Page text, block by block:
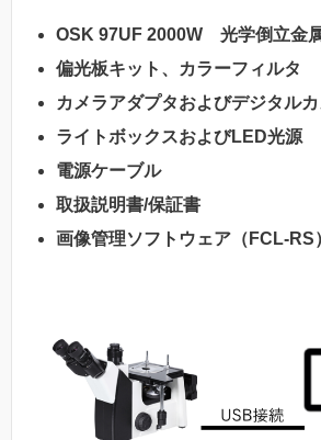
OSK 97UF 2000W 光学倒立金
偏光板キット、カラーフィルタ
カメラアダプタおよびデジタルカ
ライトボックスおよびLED光源
電源ケーブル
取扱説明書/保証書
画像管理ソフトウェア（FCL-RS